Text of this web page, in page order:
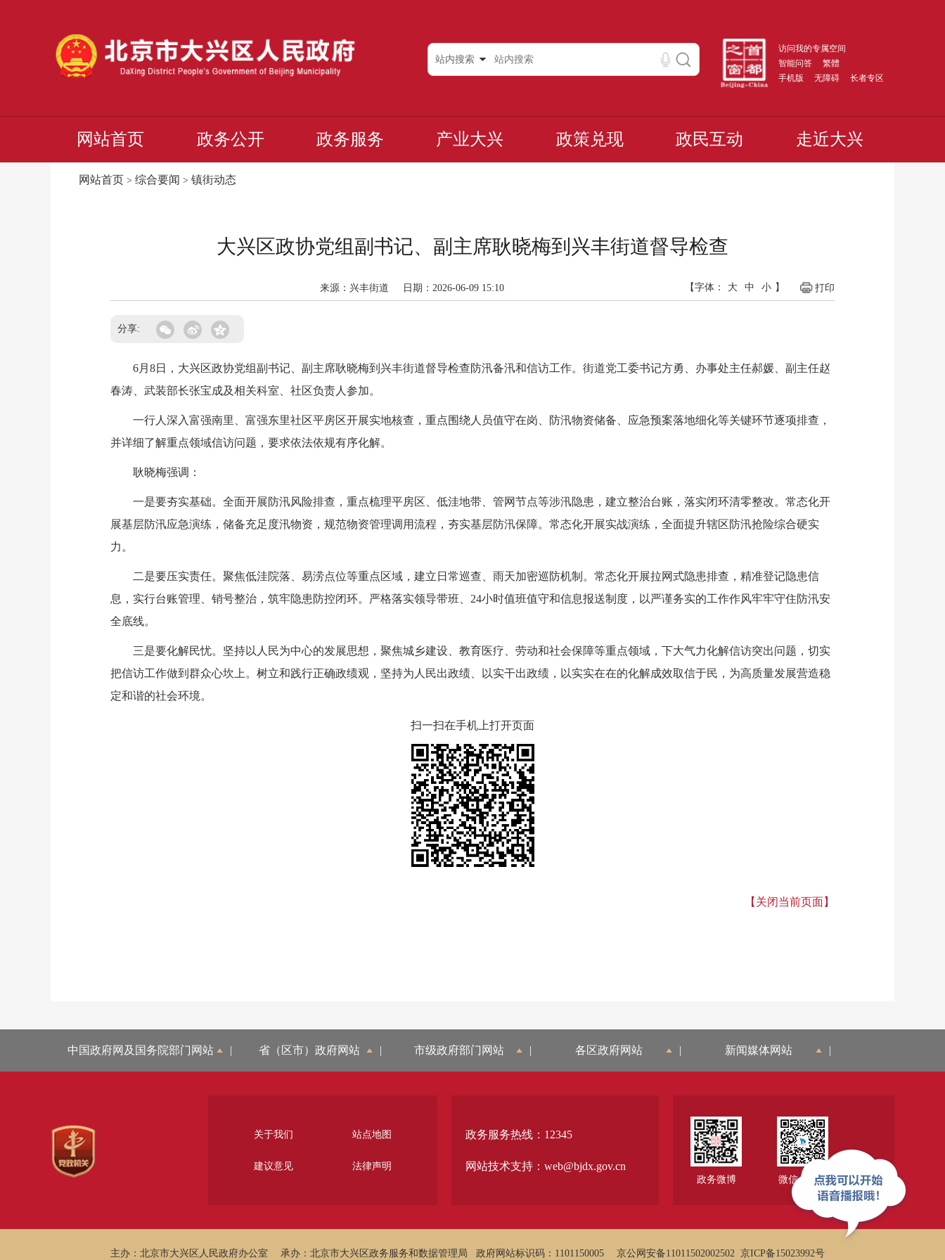
访问我的专属空间
智能问答
繁體
手机版
无障碍 长者专区
站内搜索
网站首页 政务公开 政务服务 产业大兴 政策兑现 政民互动 走近大兴
网站首页 > 综合要闻 > 镇街动态
大兴区政协党组副书记、副主席耿晓梅到兴丰街道督导检查
来源：兴丰街道 日期：2026-06-09 15:10 打印
【字体： 大 中 小 】
分享:
6月8日，大兴区政协党组副书记、副主席耿晓梅到兴丰街道督导检查防汛备汛和信访工作。街道党工委书记方勇、办事处主任郝媛、副主任赵
春涛、武装部长张宝成及相关科室、社区负责人参加。
一行人深入富强南里、富强东里社区平房区开展实地核查，重点围绕人员值守在岗、防汛物资储备、应急预案落地细化等关键环节逐项排查，
并详细了解重点领域信访问题，要求依法依规有序化解。
耿晓梅强调：
一是要夯实基础。全面开展防汛风险排查，重点梳理平房区、低洼地带、管网节点等涉汛隐患，建立整治台账，落实闭环清零整改。常态化开
展基层防汛应急演练，储备充足度汛物资，规范物资管理调用流程，夯实基层防汛保障。常态化开展实战演练，全面提升辖区防汛抢险综合硬实
力。
二是要压实责任。聚焦低洼院落、易涝点位等重点区域，建立日常巡查、雨天加密巡防机制。常态化开展拉网式隐患排查，精准登记隐患信
息，实行台账管理、销号整治，筑牢隐患防控闭环。严格落实领导带班、24小时值班值守和信息报送制度，以严谨务实的工作作风牢牢守住防汛安
全底线。
三是要化解民忧。坚持以人民为中心的发展思想，聚焦城乡建设、教育医疗、劳动和社会保障等重点领域，下大气力化解信访突出问题，切实
把信访工作做到群众心坎上。树立和践行正确政绩观，坚持为人民出政绩、以实干出政绩，以实实在在的化解成效取信于民，为高质量发展营造稳
定和谐的社会环境。
扫一扫在手机上打开页面
【关闭当前页面】
中国政府网及国务院部门网站 | 省（区市）政府网站 | 市级政府部门网站 | 各区政府网站 | 新闻媒体网站 |
关于我们 站点地图
建议意见 法律声明
政务服务热线：12345
网站技术支持：web@bjdx.gov.cn
政务微博 微信公众号
主办：北京市大兴区人民政府办公室 承办：北京市大兴区政务服务和数据管理局 政府网站标识码：1101150005 京公网安备11011502002502 京ICP备15023992号